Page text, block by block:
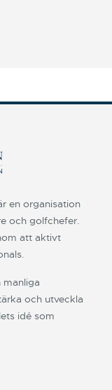
en organisation
och golfchefer.
att aktivt
manliga
och utveckla
idé som